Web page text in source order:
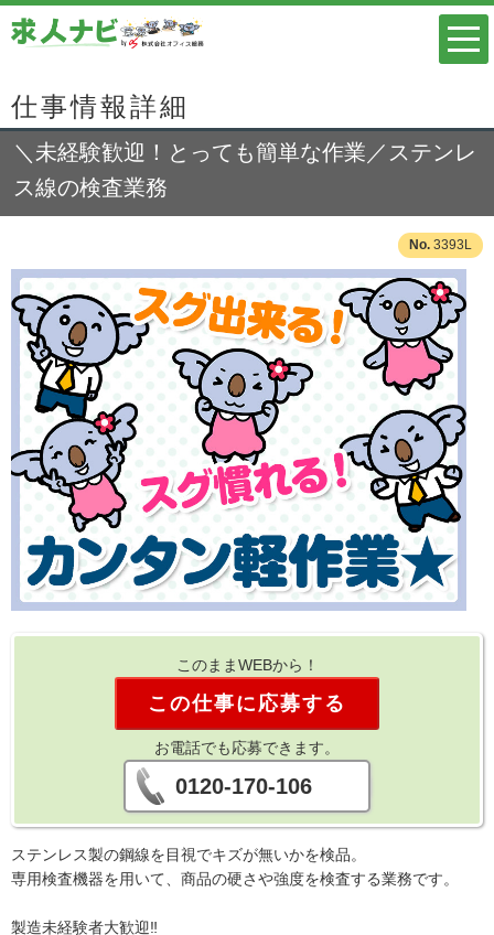
仕事情報詳細
＼未経験歓迎！とっても簡単な作業／ステンレ
ス線の検査業務
3393L
このままWEBから！
この仕事に応募する
お電話でも応募できます。
0120-170-106
ステンレス製の鋼線を目視でキズが無いかを検品。
専用検査機器を用いて、商品の硬さや強度を検査する業務です。
製造未経験者大歓迎‼